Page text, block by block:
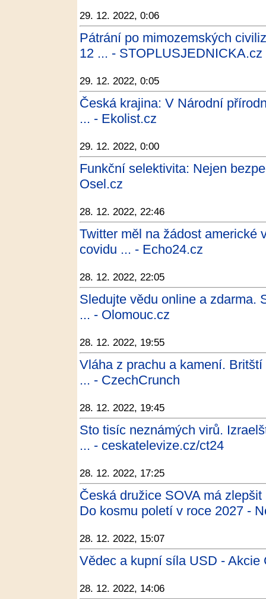
29. 12. 2022, 0:06
Pátrání po mimozemských
12 ... - STOPLUSJEDNICKA.cz
29. 12. 2022, 0:05
Česká krajina: V Národní
... - Ekolist.cz
29. 12. 2022, 0:00
Funkční selektivita: Nejen
Osel.cz
28. 12. 2022, 22:46
Twitter měl na žádost americké
covidu ... - Echo24.cz
28. 12. 2022, 22:05
Sledujte vědu online a zdarma.
... - Olomouc.cz
28. 12. 2022, 19:55
Vláha z prachu a kamení.
... - CzechCrunch
28. 12. 2022, 19:45
Sto tisíc neznámých virů.
... - ceskatelevize.cz/ct24
28. 12. 2022, 17:25
Česká družice SOVA má
Do kosmu poletí v roce 2027 -
28. 12. 2022, 15:07
Vědec a kupní síla USD - Akcie
28. 12. 2022, 14:06